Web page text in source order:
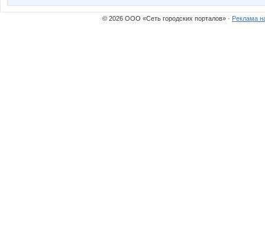
© 2026 ООО «Сеть городских порталов» · Реклама